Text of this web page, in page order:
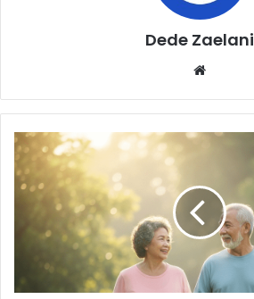
Dede Zaelani
Inilah
7
Rahasia
Tetap
Bugar
Menjelang
Masa